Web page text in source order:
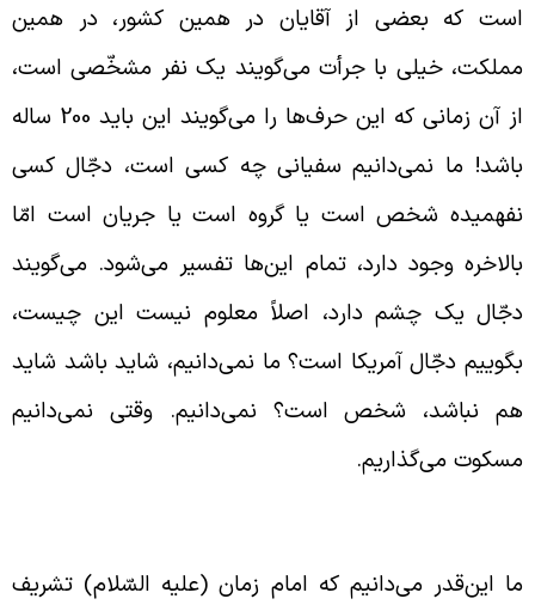
که بعضی از آقایان در همین کشور، در همین
خیلی با جرأت می‌‌گویند یک نفر مشخّصی است،
از آن زمانی که این حرف‌ها را می‌گویند این باید 200 ساله
ما نمی‌دانیم سفیانی چه کسی است، دجّال کسی
شخص است یا گروه است یا جریان است امّا
وجود دارد، تمام این‌ها تفسیر می‌شود. می‌گویند
یک چشم دارد، اصلاً معلوم نیست این چیست،
دجّال آمریکا است؟ ما نمی‌دانیم، شاید باشد شاید
نباشد، شخص است؟ نمی‌دانیم. وقتی نمی‌دانیم
می‌گذاریم.
این‌قدر می‌دانیم که امام زمان (علیه السّلام) تشریف